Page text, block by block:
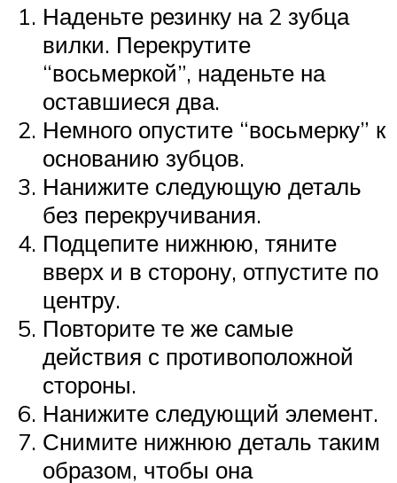
Наденьте резинку на 2 зубца
вилки. Перекрутите
“восьмеркой”, наденьте на
оставшиеся два.
Немного опустите “восьмерку” к
основанию зубцов.
Нанижите следующую деталь
без перекручивания.
Подцепите нижнюю, тяните
вверх и в сторону, отпустите по
центру.
Повторите те же самые
действия с противоположной
стороны.
Нанижите следующий элемент.
Снимите нижнюю деталь таким
образом, чтобы она